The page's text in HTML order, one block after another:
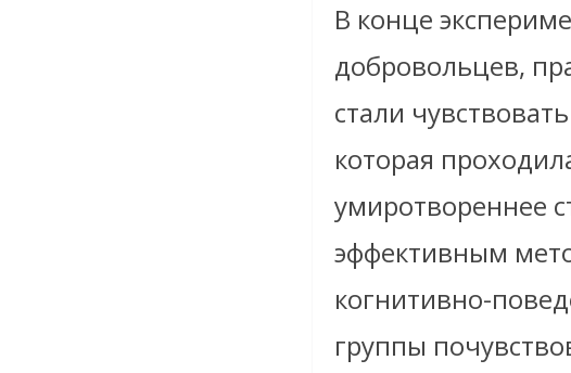
В конце
добровольцев,
стали
которая
умиротвореннее
эффективным
когнитивно-
группы